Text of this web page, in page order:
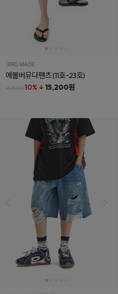
에볼버뮤다팬츠(11호~23호)
16,800원10% ↓ 15,200원